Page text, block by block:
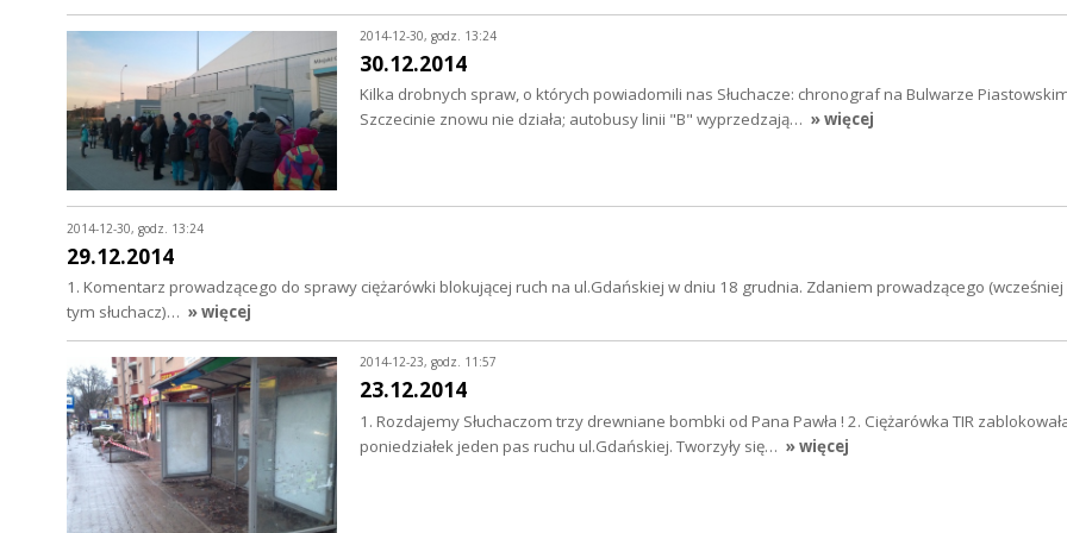
2014-12-30, godz. 13:24
30.12.2014
Kilka drobnych spraw, o których powiadomili nas Słuchacze: chronograf na Bulwarze
Szczecinie znowu nie działa; autobusy linii "B" wyprzedzają… » więcej
2014-12-30, godz. 13:24
29.12.2014
1. Komentarz prowadzącego do sprawy ciężarówki blokującej ruch na ul.Gdańskiej w dniu 18 grudnia. Zdaniem prowadzącego (wcześniej
tym słuchacz)… » więcej
2014-12-23, godz. 11:57
23.12.2014
1. Rozdajemy Słuchaczom trzy drewniane bombki od Pana Pawła ! 2. Ciężarówka TIR
poniedziałek jeden pas ruchu ul.Gdańskiej. Tworzyły się… » więcej